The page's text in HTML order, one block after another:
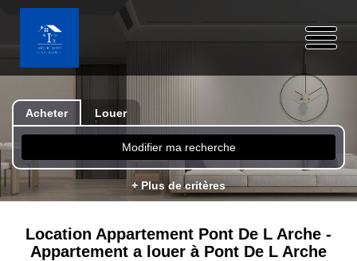
Acheter Louer
Modifier ma recherche
+ Plus de critères
Location Appartement Pont De L Arche -
Appartement a louer à Pont De L Arche